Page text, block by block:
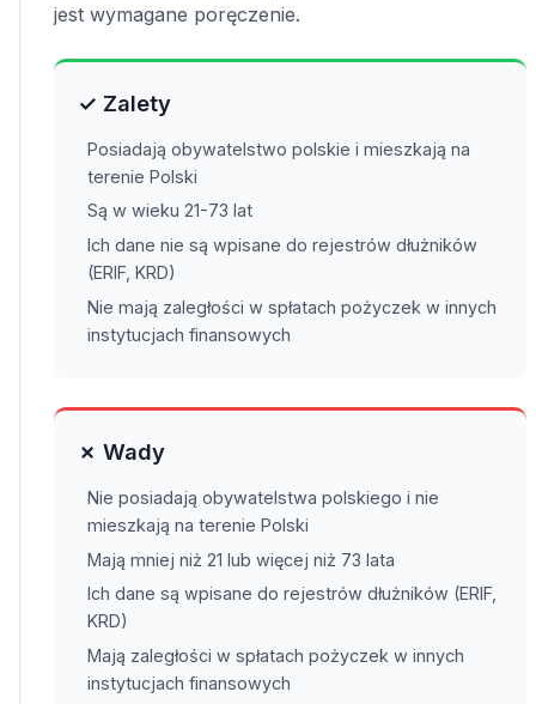
jest wymagane poręczenie.
✓ Zalety
Posiadają obywatelstwo polskie i mieszkają na
terenie Polski
Są w wieku 21-73 lat
Ich dane nie są wpisane do rejestrów dłużników
(ERIF, KRD)
Nie mają zaległości w spłatach pożyczek w innych
instytucjach finansowych
✗ Wady
Nie posiadają obywatelstwa polskiego i nie
mieszkają na terenie Polski
Mają mniej niż 21 lub więcej niż 73 lata
Ich dane są wpisane do rejestrów dłużników (ERIF,
KRD)
Mają zaległości w spłatach pożyczek w innych
instytucjach finansowych